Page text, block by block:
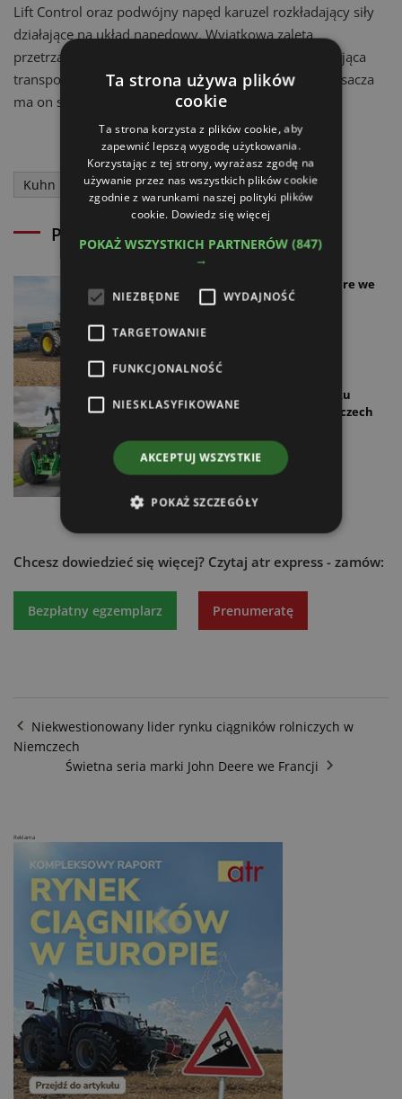
Lift Control oraz podwójny napęd karuzel rozkładający siły
działające na układ napędowy. Wyjątkową zaletą
przetrząsacza jest też jego zwarta konstrukcja ułatwiająca
transport oraz przechowywanie. Po złożeniu przetrząsacza
ma on szerokość zaledwie 2,4 m i wysokość 2,68 m.
Kuhn przetrząsacze
Powiązane artykuły
Świetna seria marki John Deere we
Francji
30.03.2023
Niekwestionowany lider rynku
ciągników rolniczych w Niemczech
29.03.2023
Chcesz dowiedzieć się więcej? Czytaj atr express - zamów:
Bezpłatny egzemplarz Prenumeratę
Niekwestionowany lider rynku ciągników rolniczych w
Niemczech
Świetna seria marki John Deere we Francji
Reklama
Ta strona używa plików
cookie
Ta strona korzysta z plików cookie, aby
zapewnić lepszą wygodę użytkowania.
Korzystając z tej strony, wyrażasz zgodę na
używanie przez nas wszystkich plików cookie
zgodnie z warunkami naszej polityki plików
cookie. Dowiedz się więcej
POKAŻ WSZYSTKICH PARTNERÓW(847)
→
NIEZBĘDNE WYDAJNOŚĆ
TARGETOWANIE
FUNKCJONALNOŚĆ
NIESKLASYFIKOWANE
AKCEPTUJ WSZYSTKIE
POKAŻ SZCZEGÓŁY